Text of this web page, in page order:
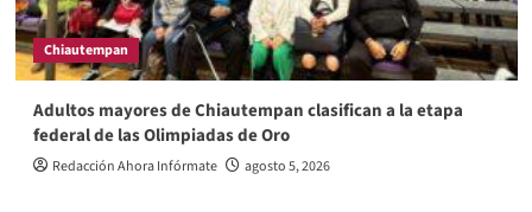
Chiautempan
Adultos mayores de Chiautempan clasifican a la etapa
federal de las Olimpiadas de Oro
Redacción Ahora Infórmate agosto 5, 2026